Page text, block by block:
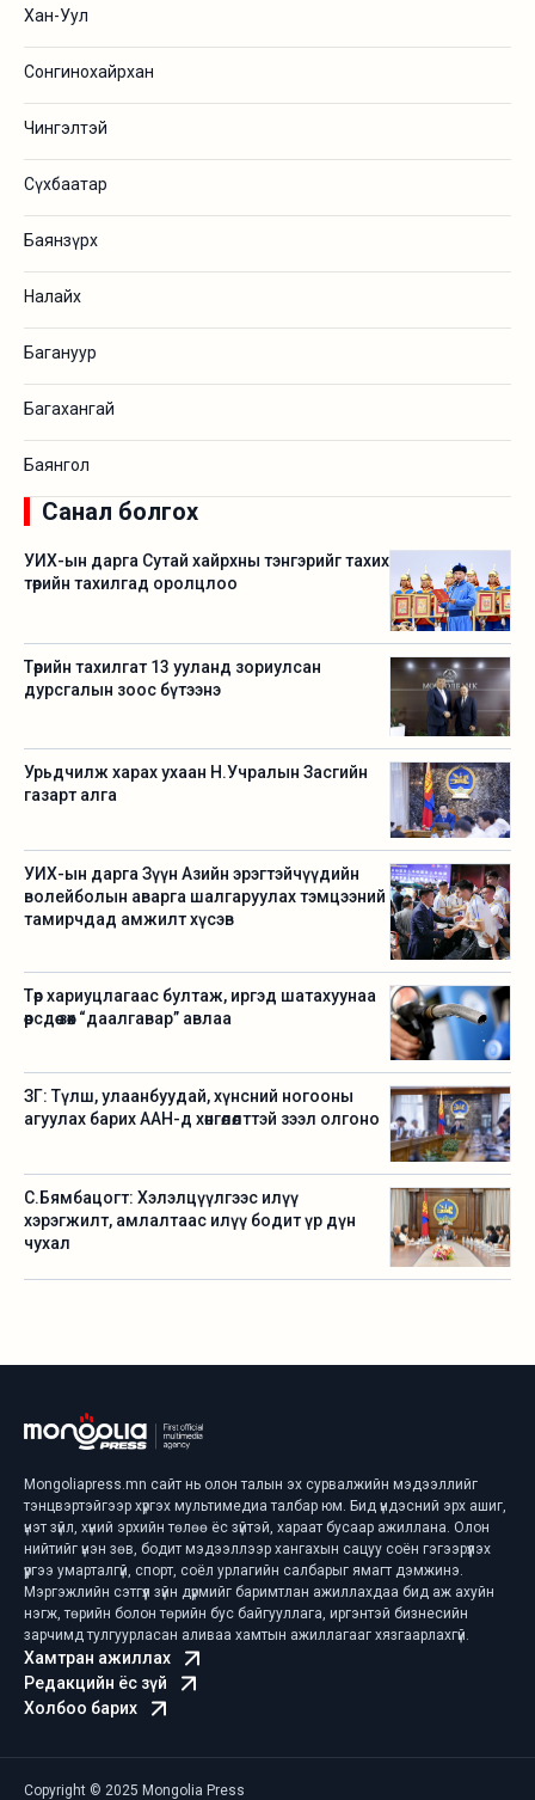
Хан-Уул
Сонгинохайрхан
Чингэлтэй
Сүхбаатар
Баянзүрх
Налайх
Багануур
Багахангай
Баянгол
Санал болгох
УИХ-ын дарга Сутай хайрхны тэнгэрийг тахих
төрийн тахилгад оролцлоо
Төрийн тахилгат 13 ууланд зориулсан
дурсгалын зоос бүтээнэ
Урьдчилж харах ухаан Н.Учралын Засгийн
газарт алга
УИХ-ын дарга Зүүн Азийн эрэгтэйчүүдийн
волейболын аварга шалгаруулах тэмцээний
тамирчдад амжилт хүсэв
Төр хариуцлагаас бултаж, иргэд шатахуунаа
өөрсдөө зөөх “даалгавар” авлаа
ЗГ: Түлш, улаанбуудай, хүнсний ногооны
агуулах барих ААН-д хөнгөлөлттэй зээл олгоно
С.Бямбацогт: Хэлэлцүүлгээс илүү
хэрэгжилт, амлалтаас илүү бодит үр дүн
чухал
Mongoliapress.mn сайт нь олон талын эх сурвалжийн мэдээллийг
тэнцвэртэйгээр хүргэх мультимедиа талбар юм. Бид үндэсний эрх ашиг,
үнэт зүйл, хүний эрхийн төлөө ёс зүйтэй, хараат бусаар ажиллана. Олон
нийтийг үнэн зөв, бодит мэдээллээр хангахын сацуу соён гэгээрүүлэх
үүргээ умарталгүй, спорт, соёл урлагийн салбарыг ямагт дэмжинэ.
Мэргэжлийн сэтгүүл зүйн дүрмийг баримтлан ажиллахдаа бид аж ахуйн
нэгж, төрийн болон төрийн бус байгууллага, иргэнтэй бизнесийн
зарчимд тулгуурласан аливаа хамтын ажиллагааг хязгаарлахгүй.
Хамтран ажиллах
Редакцийн ёс зүй
Холбоо барих
Copyright © 2025 Mongolia Press